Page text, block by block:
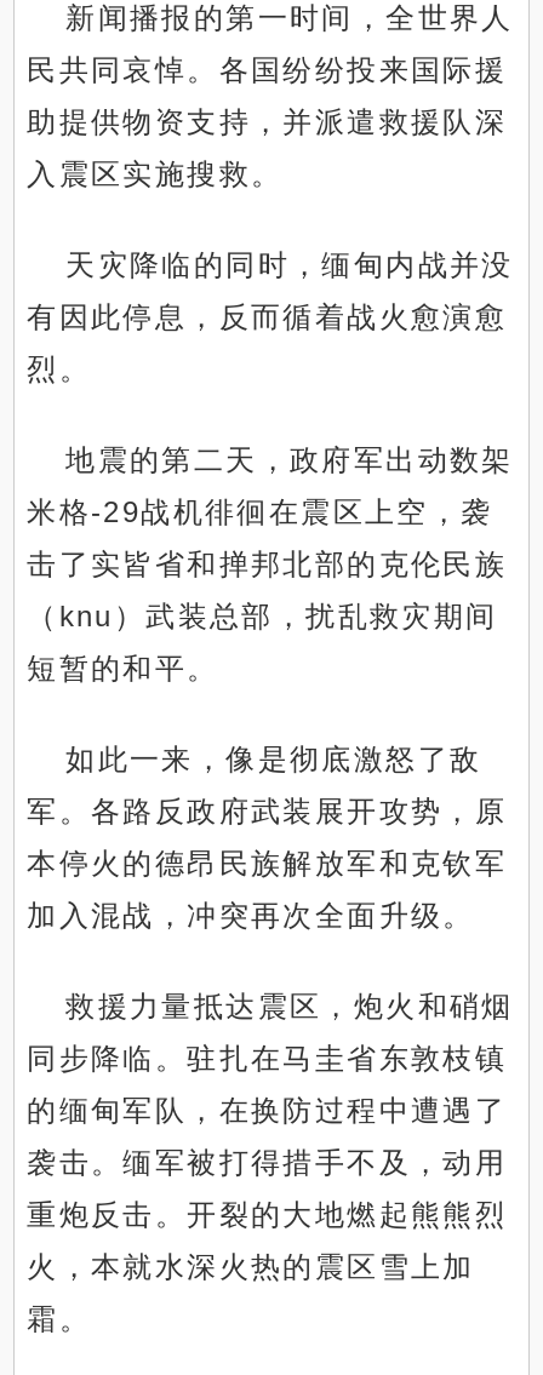
新闻播报的第一时间，全世界人
民共同哀悼。各国纷纷投来国际援
助提供物资支持，并派遣救援队深
入震区实施搜救。
天灾降临的同时，缅甸内战并没
有因此停息，反而循着战火愈演愈
烈。
地震的第二天，政府军出动数架
米格-29战机徘徊在震区上空，袭
击了实皆省和掸邦北部的克伦民族
（knu）武装总部，扰乱救灾期间
短暂的和平。
如此一来，像是彻底激怒了敌
军。各路反政府武装展开攻势，原
本停火的德昂民族解放军和克钦军
加入混战，冲突再次全面升级。
救援力量抵达震区，炮火和硝烟
同步降临。驻扎在马圭省东敦枝镇
的缅甸军队，在换防过程中遭遇了
袭击。缅军被打得措手不及，动用
重炮反击。开裂的大地燃起熊熊烈
火，本就水深火热的震区雪上加
霜。